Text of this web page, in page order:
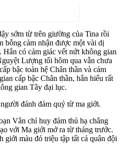
sớm từ trên giường của Tina rồi
bỗng cảm nhận được một vài dị
có cảm giác vết nứt không gian
Lượng tối hôm qua vẫn chưa
bậc toàn hệ Chân thần và cảm
cấp bậc Chân thần, hắn hiểu rất
gian Tây đại lục.
đánh đám quỷ từ ma giới.
Vân chỉ huy đám thủ hạ chẳng
với Ma giới mở ra từ tháng trước.
giới màu đỏ triệu tập tất cả quân đội